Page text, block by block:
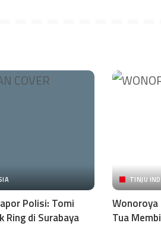
Polisi: Tomi
Ring di Surabaya
TINJU
Wonoroya
Tua